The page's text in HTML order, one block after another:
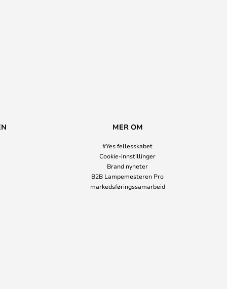
MER OM
#Yes fellesskabet
Cookie-innstillinger
Brand nyheter
B2B Lampemesteren Pro
markedsføringssamarbeid